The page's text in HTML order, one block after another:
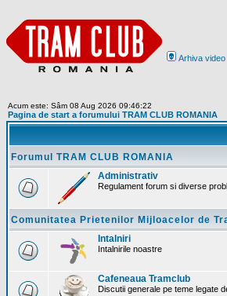
Arhiva video
Acum este: Sâm 08 Aug 2026 09:46:22
Pagina de start a forumului TRAM CLUB ROMANIA
Forumul TRAM CLUB ROMANIA
Administrativ
Regulament forum si diverse
Comunitatea Prietenilor Mijloacelor de
Intalniri
Intalnirile noastre
Cafeneaua Tramclub
Discutii generale pe teme legate